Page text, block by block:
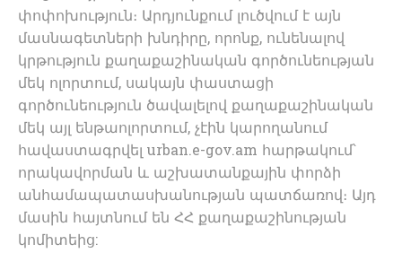
փոփոխություն։ Արդյունքում լուծվում է այն
մասնագետների խնդիրը, որոնք, ունենալով
կրթություն քաղաքաշինական գործունեության
մեկ ոլորտում, սակայն փաստացի
գործունեություն ծավալելով քաղաքաշինական
մեկ այլ ենթաոլորտում, չէին կարողանում
հավաստագրվել urban.e-gov.am հարթակում՝
որակավորման և աշխատանքային փորձի
անհամապատասխանության պատճառով։ Այդ
մասին հայտնում են ՀՀ քաղաքաշինության
կոմիտեից: